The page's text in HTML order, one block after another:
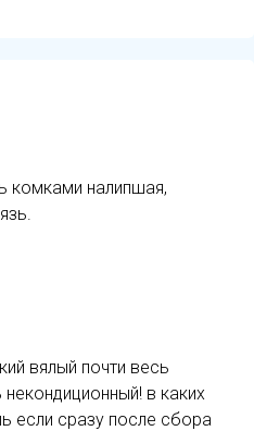
комками налипшая,
вялый почти весь
в каких
если сразу после сбора